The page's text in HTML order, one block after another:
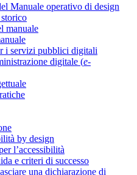
Manuale operativo di design
manuale
i servizi pubblici digitali
digitale (e-
by design
l’accessibilità
e criteri di successo
una dichiarazione di